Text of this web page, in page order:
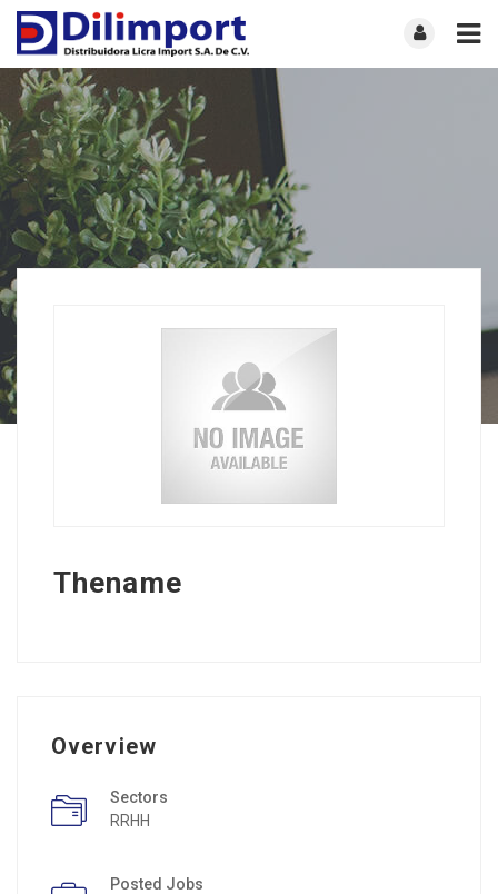
Thename
Overview
Sectors
RRHH
Posted Jobs